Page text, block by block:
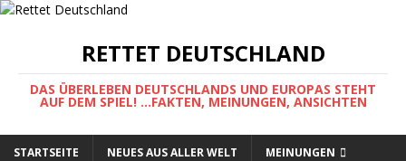
RETTET DEUTSCHLAND
DAS ÜBERLEBEN DEUTSCHLANDS UND EUROPAS STEHT
AUF DEM SPIEL! ...FAKTEN, MEINUNGEN, ANSICHTEN
STARTSEITE NEUES AUS ALLER WELT MEINUNGEN